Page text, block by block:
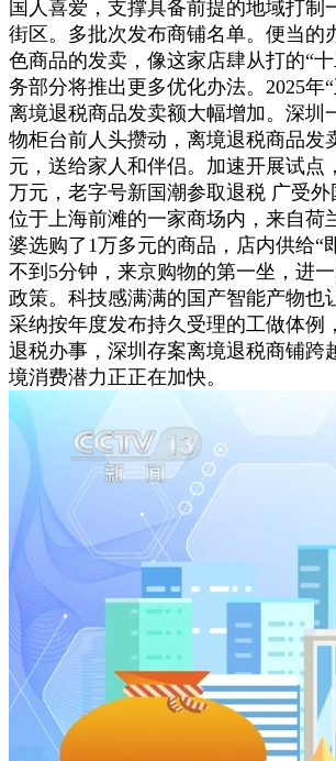
国人喜爱，支撑具备前提的地域打制
街区。多批次发布商铺名单。便当的
色商品的发卖，像这家店肆从打的“
务部分将推出更多优化办法。2025年
离境退税商品发卖额大幅增加。深圳
物柜台前人头攒动，离境退税商品发
元，送给家人和伴侣。加速开展试点
万元，老字号新国潮参取退税 广受
位于上海前滩的一家商场内，来自荷
婆选购了1万多元的商品，店内供给“
不到5分钟，来京购物的第一坐，进
政策。科技感满满的国产智能产物也
采纳按年度发布持久受理的工做体例
退税办事，深圳存案离境退税商铺跨
境消费潜力正正在加快。